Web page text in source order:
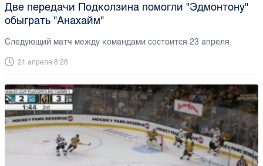
Две передачи Подколзина помогли "Эдмонтону"
обыграть "Анахайм"
Следующий матч между командами состоится 23 апреля.
21 апреля 8:28